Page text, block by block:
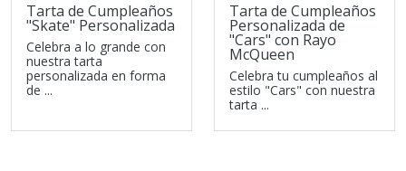
Tarta de Cumpleaños
"Skate" Personalizada
Celebra a lo grande con
nuestra tarta
personalizada en forma
de ...
Tarta de Cumpleaños
Personalizada de
"Cars" con Rayo
McQueen
Celebra tu cumpleaños al
estilo "Cars" con nuestra
tarta ...